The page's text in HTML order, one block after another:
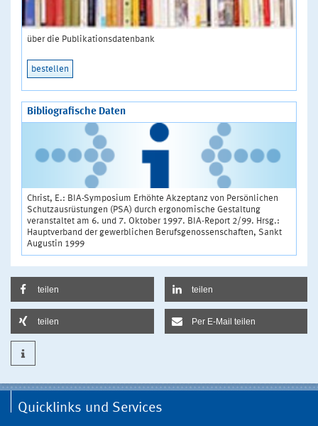
über die Publikationsdatenbank
bestellen
Bibliografische Daten
Christ, E.: BIA-Symposium Erhöhte Akzeptanz von Persönlichen
Schutzausrüstungen (PSA) durch ergonomische Gestaltung
veranstaltet am 6. und 7. Oktober 1997. BIA-Report 2/99. Hrsg.:
Hauptverband der gewerblichen Berufsgenossenschaften, Sankt
Augustin 1999
teilen teilen
teilen Per E-Mail teilen
Quicklinks und Services